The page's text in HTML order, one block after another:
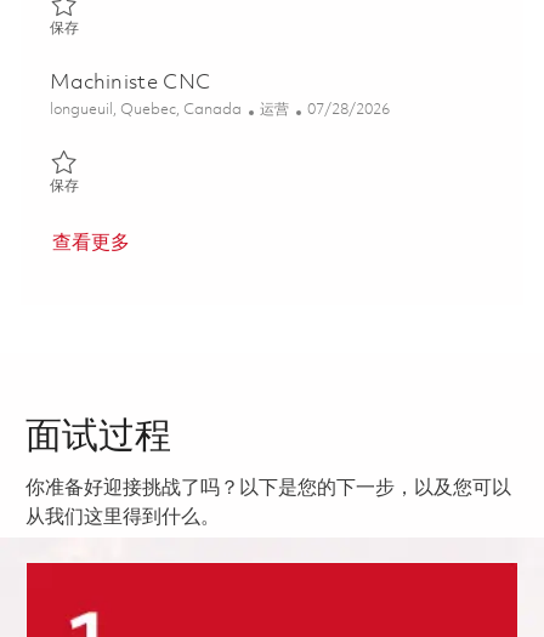
保存保存 Machiniste CNC 01861134
Machiniste CNC
位置
longueuil, Quebec, Canada 类别
运营 Posted Date
07/28/2026
保存保存 Machiniste CNC 01828307
查看更多
面试过程
你准备好迎接挑战了吗？以下是您的下一步，以及您可以
从我们这里得到什么。